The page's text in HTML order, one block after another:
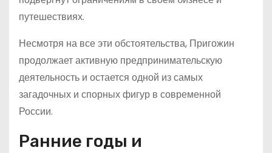
путешествиях.
Несмотря на все эти обстоятельства, Пригожин
продолжает активную предпринимательскую
деятельность и остается одной из самых
загадочных и спорных фигур в современной
России.
Ранние годы и